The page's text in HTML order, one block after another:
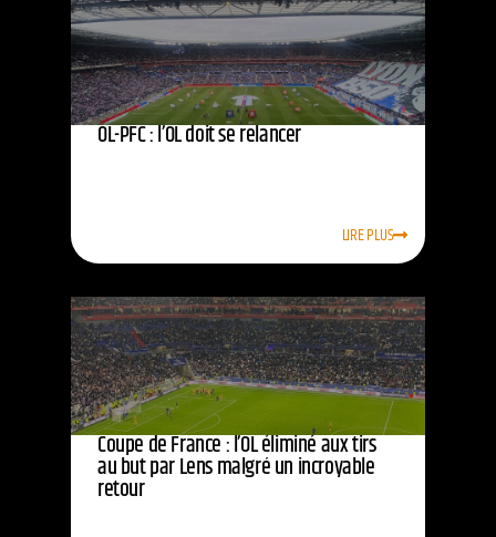
OL-PFC : l’OL doit se relancer
LIRE PLUS
Coupe de France : l’OL éliminé aux tirs
au but par Lens malgré un incroyable
retour